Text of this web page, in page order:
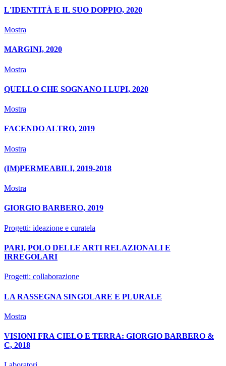
L'IDENTITÀ E IL SUO DOPPIO, 2020
Mostra
MARGINI, 2020
Mostra
QUELLO CHE SOGNANO I LUPI, 2020
Mostra
FACENDO ALTRO, 2019
Mostra
(IM)PERMEABILI, 2019-2018
Mostra
GIORGIO BARBERO, 2019
Progetti: ideazione e curatela
PARI, POLO DELLE ARTI RELAZIONALI E
IRREGOLARI
Progetti: collaborazione
LA RASSEGNA SINGOLARE E PLURALE
Mostra
VISIONI FRA CIELO E TERRA: GIORGIO BARBERO &
C, 2018